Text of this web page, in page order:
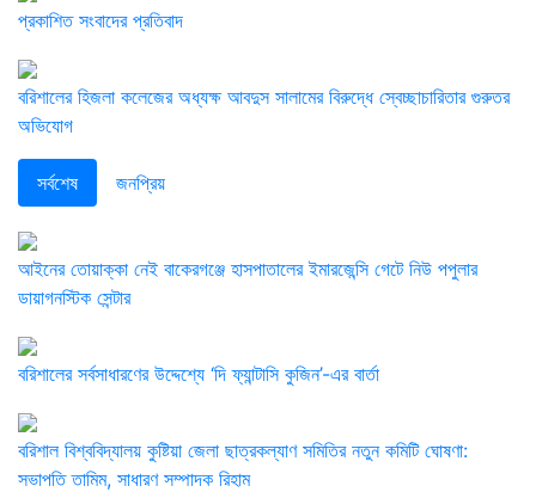
প্রকাশিত সংবাদের প্রতিবাদ
বরিশালের হিজলা কলেজের অধ্যক্ষ আবদুস সালামের বিরুদ্ধে স্বেচ্ছাচারিতার গুরুতর
অভিযোগ
সর্বশেষ জনপ্রিয়
​আইনের তোয়াক্কা নেই বাকেরগঞ্জে হাসপাতালের ইমারজেন্সি গেটে নিউ পপুলার
ডায়াগনস্টিক সেন্টার
বরিশালের সর্বসাধারণের উদ্দেশ্যে ‘দি ফ্যান্টাসি কুজিন’-এর বার্তা
বরিশাল বিশ্ববিদ্যালয় কুষ্টিয়া জেলা ছাত্রকল্যাণ সমিতির নতুন কমিটি ঘোষণা:
সভাপতি তামিম, সাধারণ সম্পাদক রিহাম